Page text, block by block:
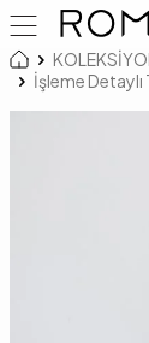
İşleme Detaylı